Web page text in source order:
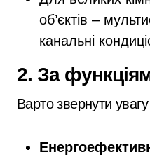
об’єктів –
канальні
2. За
Варто звернути